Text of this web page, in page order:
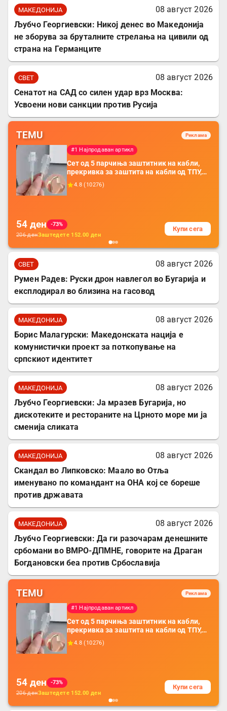
МАКЕДОНИЈА
08 август 2026
Љубчо Георгиевски: Никој денес во Македонија
не зборува за бруталните стрелања на цивили од
страна на Германците
СВЕТ
08 август 2026
Сенатот на САД со силен удар врз Москва:
Усвоени нови санкции против Русија
TEMU Реклама
#1 Најпродаван артикл
Сет од 5 парчиња заштитник на кабли,
прекривка за заштита на кабли од ТПУ,
додатоци за заштита на кабли, без
батерија, за мобилни телефони, комплет
4.8 ( 10276)
54 ден
-73%
206денЗаштедете 152.00 ден
Купи сега
СВЕТ
08 август 2026
Румен Радев: Руски дрон навлегол во Бугарија и
експлодирал во близина на гасовод
МАКЕДОНИЈА
08 август 2026
Борис Малагурски: Македонската нација е
комунистички проект за поткопување на
српскиот идентитет
МАКЕДОНИЈА
08 август 2026
Љубчо Георгиевски: Ја мразев Бугарија, но
дискотеките и рестораните на Црното море ми ја
сменија сликата
МАКЕДОНИЈА
08 август 2026
Скандал во Липковско: Маало во Отља
именувано по командант на ОНА кој се бореше
против државата
МАКЕДОНИЈА
08 август 2026
Љубчо Георгиевски: Да ги разочарам денешните
србомани во ВМРО-ДПМНЕ, говорите на Драган
Богдановски беа против Србославија
TEMU Реклама
#1 Најпродаван артикл
Сет од 5 парчиња заштитник на кабли,
прекривка за заштита на кабли од ТПУ,
додатоци за заштита на кабли, без
батерија, за мобилни телефони, комплет
4.8 ( 10276)
54 ден
-73%
206денЗаштедете 152.00 ден
Купи сега